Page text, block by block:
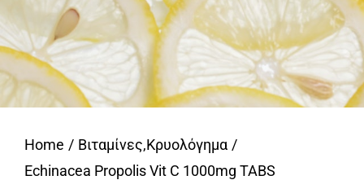
Home Βιταμίνες,Κρυολόγημα
Echinacea Propolis Vit C 1000mg TABS